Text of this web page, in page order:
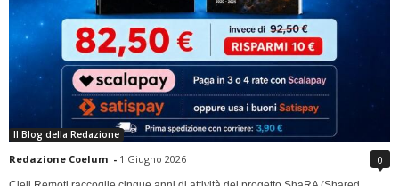
Il Blog della Redazione
Redazione Coelum - 1 Giugno 2026 0